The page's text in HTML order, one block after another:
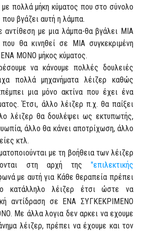
πολλά μήκη κύματος που στο σύνολο
βγάζει αυτή η λάμπα.
αντίθεση με μια λάμπα-θα βγάλει ΜΙΑ
θα κινηθεί σε ΜΙΑ συγκεκριμένη
ΕΝΑ ΜΟΝΟ μήκος κύματος.
να κάνουμε πολλές δουλειές
πολλά μηχανήματα λέιζερ καθώς
μια μόνο ακτίνα που έχει ένα
Έτσι, άλλο λέιζερ π.χ. θα παίξει
λέιζερ θα δουλέψει ως εκτυπωτής,
άλλο θα κάνει αποτρίχωση, άλλο
κτλ.
με τη βοήθεια των λέιζερ
στη αρχή της "επιλεκτικής
με αυτή για Κάθε θεραπεία πρέπει
κατάλληλο λέιζερ έτσι ώστε να
αντίδραση σε ΕΝΑ ΣΥΓΚΕΚΡΙΜΕΝΟ
Με άλλα λογια δεν αρκει να εχουμε
λέιζερ, πρέπει να έχουμε και τον